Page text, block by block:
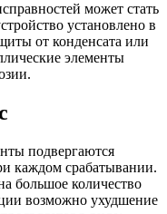
может стать
установлено в
от конденсата или
элементы
подвергаются
каждом срабатывании.
большое количество
возможно ухудшение